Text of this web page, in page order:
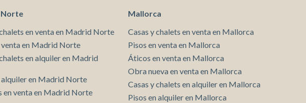
de dos
de larga
turístico
los meses de
con
en venta en Madrid Norte
venta en Madrid Norte
en alquiler en Madrid
alquiler en Madrid Norte
en venta en Madrid Norte
Mallorca
Casas y chalets en venta en Mallorca
Pisos en venta en Mallorca
Áticos en venta en Mallorca
Obra nueva en venta en Mallorca
Casas y chalets en alquiler en Mallorca
Pisos en alquiler en Mallorca